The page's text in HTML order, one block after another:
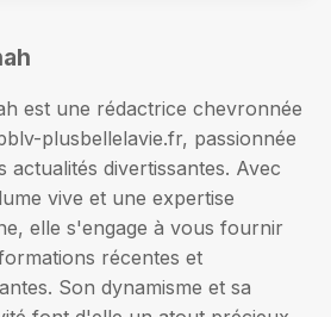
est une rédactrice chevronnée
plusbellelavie.fr, passionnée
actualités divertissantes. Avec
vive et une expertise
elle s'engage à vous fournir
récentes et
Son dynamisme et sa